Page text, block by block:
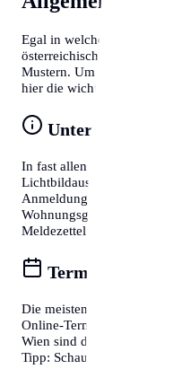
Egal in welcher Stadt Sie
österreichische
Mustern. Um Zeit zu
hier die wichtigsten Tipps für
Unterlagen
In fast allen Fällen
Lichtbildausweis
Anmeldung eines
Meldezettel (in AT)
Termine online
Die meisten Bürgerservice-
Online-
Wien sind diese oft
Tipp: Schauen Sie